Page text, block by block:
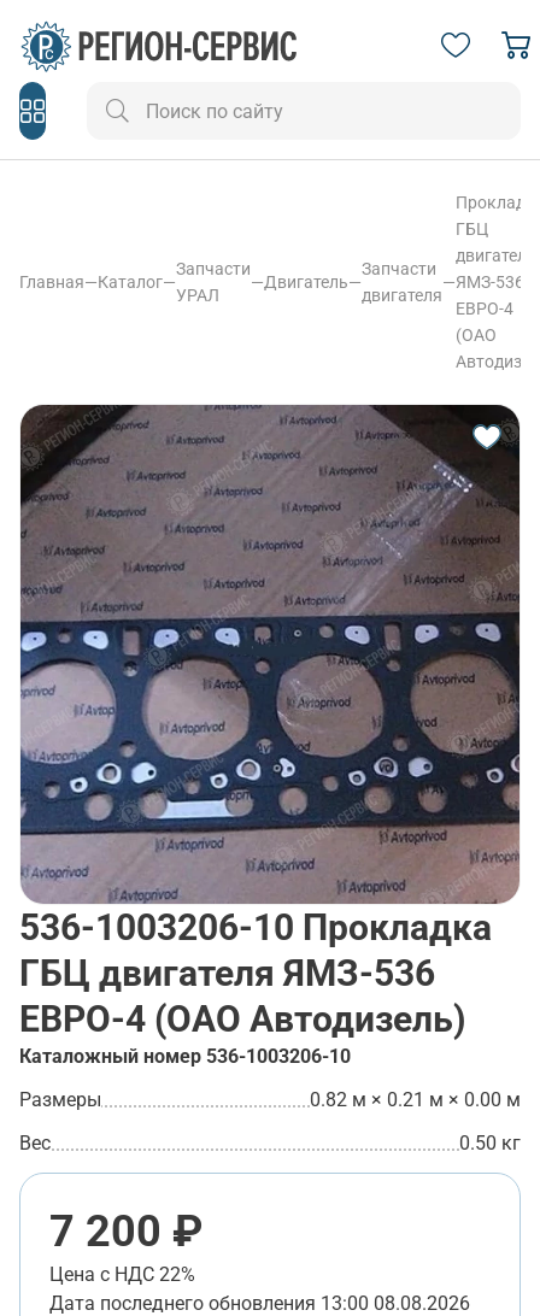
Главная—Каталог—
Запчасти
УРАЛ
—Двигатель—
Запчасти
двигателя
—
ГБЦ
двигателя
ЯМЗ-536
ЕВРО-4
(ОАО
536-1003206-10 Прокладка
ГБЦ двигателя ЯМЗ-536
ЕВРО-4 (ОАО Автодизель)
Каталожный номер 536-1003206-10
Размеры
0.82 м × 0.21 м × 0.00 м
Вес
0.50 кг
7 200 ₽
Цена с НДС 22%
Дата последнего обновления 13:00 08.08.2026